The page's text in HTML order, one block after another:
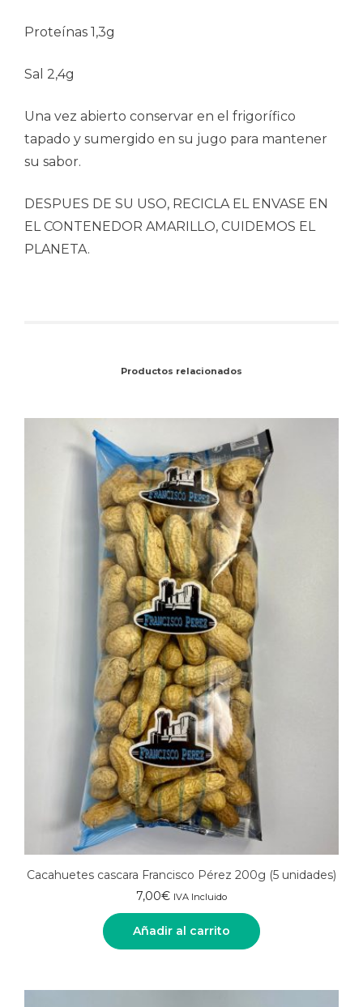
Proteínas 1,3g
Sal 2,4g
Una vez abierto conservar en el frigorífico
tapado y sumergido en su jugo para mantener
su sabor.
DESPUES DE SU USO, RECICLA EL ENVASE EN
EL CONTENEDOR AMARILLO, CUIDEMOS EL
PLANETA.
Productos relacionados
Cacahuetes cascara Francisco Pérez 200g (5 unidades)
7,00€ IVA Incluido
Añadir al carrito